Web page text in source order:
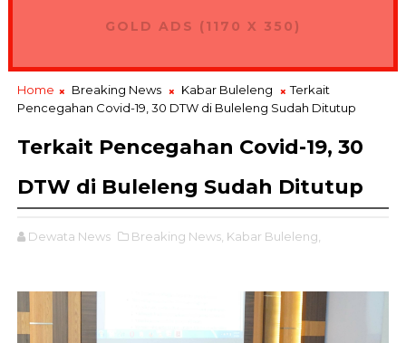
GOLD ADS (1170 X 350)
Home Breaking News Kabar Buleleng
Terkait
Pencegahan Covid-19, 30 DTW di Buleleng Sudah Ditutup
Terkait Pencegahan Covid-19, 30
DTW di Buleleng Sudah Ditutup
Dewata News Breaking News, Kabar Buleleng,